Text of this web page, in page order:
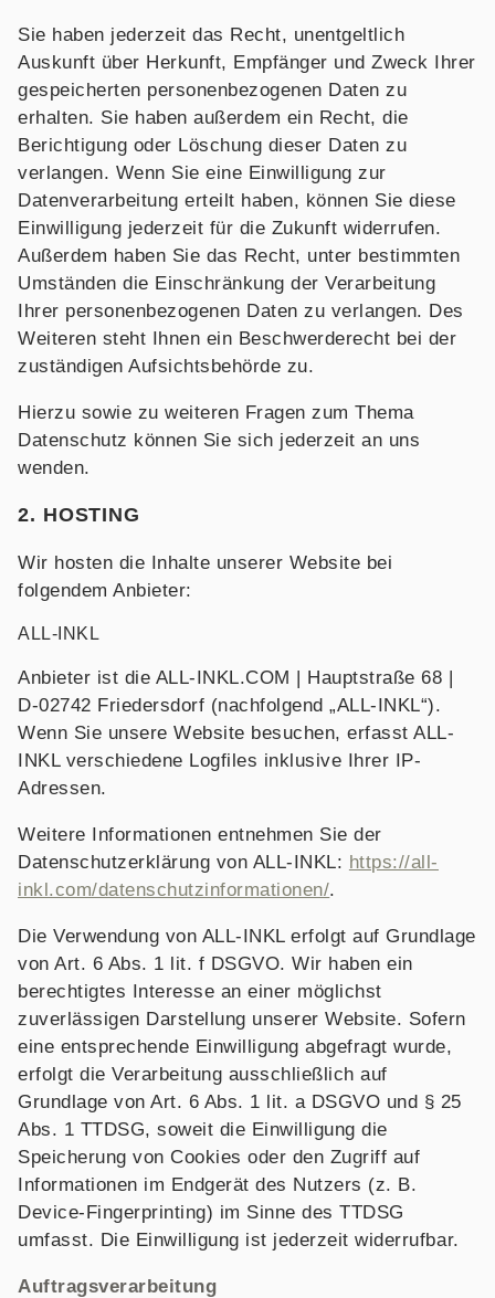
Sie haben jederzeit das Recht, unentgeltlich
Auskunft über Herkunft, Empfänger und Zweck Ihrer
gespeicherten personenbezogenen Daten zu
erhalten. Sie haben außerdem ein Recht, die
Berichtigung oder Löschung dieser Daten zu
verlangen. Wenn Sie eine Einwilligung zur
Datenverarbeitung erteilt haben, können Sie diese
Einwilligung jederzeit für die Zukunft widerrufen.
Außerdem haben Sie das Recht, unter bestimmten
Umständen die Einschränkung der Verarbeitung
Ihrer personenbezogenen Daten zu verlangen. Des
Weiteren steht Ihnen ein Beschwerderecht bei der
zuständigen Aufsichtsbehörde zu.
Hierzu sowie zu weiteren Fragen zum Thema
Datenschutz können Sie sich jederzeit an uns
wenden.
2. HOSTING
Wir hosten die Inhalte unserer Website bei
folgendem Anbieter:
ALL-INKL
Anbieter ist die ALL-INKL.COM | Hauptstraße 68 |
D-02742 Friedersdorf (nachfolgend „ALL-INKL“).
Wenn Sie unsere Website besuchen, erfasst ALL-
INKL verschiedene Logfiles inklusive Ihrer IP-
Adressen.
Weitere Informationen entnehmen Sie der
Datenschutzerklärung von ALL-INKL: https://all-
inkl.com/datenschutzinformationen/.
Die Verwendung von ALL-INKL erfolgt auf Grundlage
von Art. 6 Abs. 1 lit. f DSGVO. Wir haben ein
berechtigtes Interesse an einer möglichst
zuverlässigen Darstellung unserer Website. Sofern
eine entsprechende Einwilligung abgefragt wurde,
erfolgt die Verarbeitung ausschließlich auf
Grundlage von Art. 6 Abs. 1 lit. a DSGVO und § 25
Abs. 1 TTDSG, soweit die Einwilligung die
Speicherung von Cookies oder den Zugriff auf
Informationen im Endgerät des Nutzers (z. B.
Device-Fingerprinting) im Sinne des TTDSG
umfasst. Die Einwilligung ist jederzeit widerrufbar.
Auftragsverarbeitung